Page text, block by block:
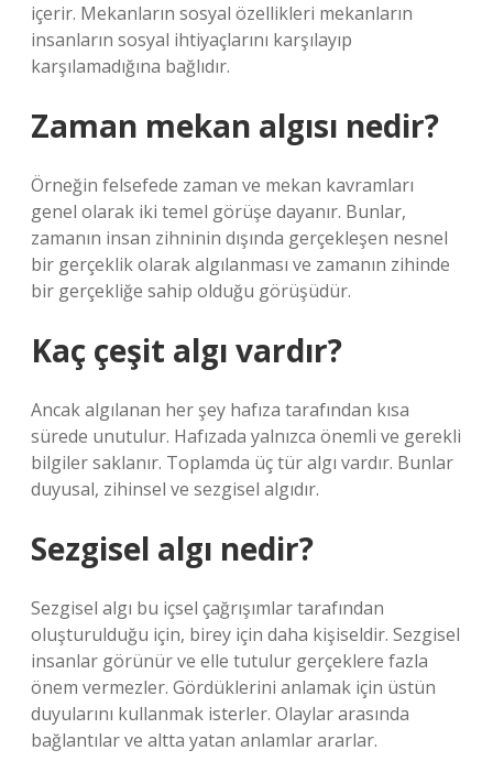
içerir. Mekanların sosyal özellikleri mekanların
insanların sosyal ihtiyaçlarını karşılayıp
karşılamadığına bağlıdır.
Zaman mekan algısı nedir?
Örneğin felsefede zaman ve mekan kavramları
genel olarak iki temel görüşe dayanır. Bunlar,
zamanın insan zihninin dışında gerçekleşen nesnel
bir gerçeklik olarak algılanması ve zamanın zihinde
bir gerçekliğe sahip olduğu görüşüdür.
Kaç çeşit algı vardır?
Ancak algılanan her şey hafıza tarafından kısa
sürede unutulur. Hafızada yalnızca önemli ve gerekli
bilgiler saklanır. Toplamda üç tür algı vardır. Bunlar
duyusal, zihinsel ve sezgisel algıdır.
Sezgisel algı nedir?
Sezgisel algı bu içsel çağrışımlar tarafından
oluşturulduğu için, birey için daha kişiseldir. Sezgisel
insanlar görünür ve elle tutulur gerçeklere fazla
önem vermezler. Gördüklerini anlamak için üstün
duyularını kullanmak isterler. Olaylar arasında
bağlantılar ve altta yatan anlamlar ararlar.